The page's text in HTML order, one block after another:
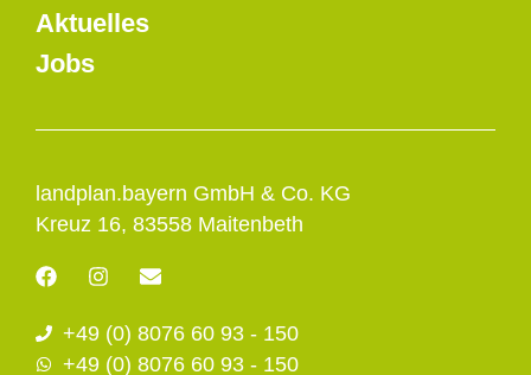
landplan.bayern GmbH & Co. KG
Kreuz 16, 83558 Maitenbeth
F
a
e
b
I
t
a
E
e
l
+49 (0) 8076 60 93 - 150
+49 (0) 8076 60 93 - 150
Aktuelles
Jobs